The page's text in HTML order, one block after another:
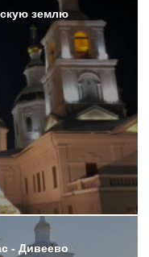
землю
- Дивеево